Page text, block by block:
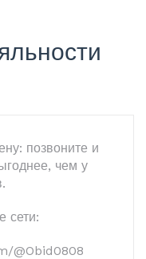
позвоните и
чем у
сети:
@Obid0808